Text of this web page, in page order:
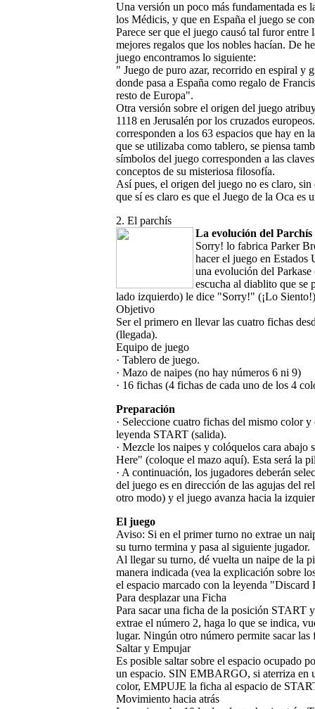
Una versión un poco más fundamentada es
los Médicis, y que en España el juego se
Parece ser que el juego causó tal furor
mejores regalos que los nobles hacían. De
juego encontramos lo siguiente:
" Juego de puro azar, recorrido en espiral
donde pasa a España como regalo de
resto de Europa".
Otra versión sobre el origen del juego
1118 en Jerusalén por los cruzados
corresponden a los 63 espacios que hay en
que se utilizaba como tablero, se piensa
símbolos del juego corresponden a las
conceptos de su misteriosa filosofía.
Así pues, el origen del juego no es claro,
que sí es claro es que el Juego de la Oca
2. El parchís
La evolución del Parchís
Sorry! lo fabrica Parker
hacer el juego en Estados
una evolución del
escucha al diablito que se
lado izquierdo) le dice "Sorry!" (¡Lo
Objetivo
Ser el primero en llevar las cuatro fichas
(llegada).
Equipo de juego
· Tablero de juego.
· Mazo de naipes (no hay números 6 ni 9)
· 16 fichas (4 fichas de cada uno de los 4
Preparación
· Seleccione cuatro fichas del mismo color
leyenda START (salida).
· Mezcle los naipes y colóquelos cara
Here" (coloque el mazo aquí). Esta será la
· A continuación, los jugadores deberán
del juego es en dirección de las agujas del
otro modo) y el juego avanza hacia la
El juego
Aviso: Si en el primer turno no extrae un
su turno termina y pasa al siguiente jugador.
Al llegar su turno, dé vuelta un naipe de la
manera indicada (vea la explicación sobre
el espacio marcado con la leyenda "Discard
Para desplazar una Ficha
Para sacar una ficha de la posición START
extrae el número 2, haga lo que se indica,
lugar. Ningún otro número permite sacar
Saltar y Empujar
Es posible saltar sobre el espacio ocupado
un espacio. SIN EMBARGO, si aterriza en
color, EMPUJE la ficha al espacio de
Movimiento hacia atrás